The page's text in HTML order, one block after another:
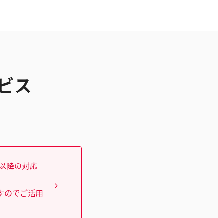
ス
降の対応
のでご活用